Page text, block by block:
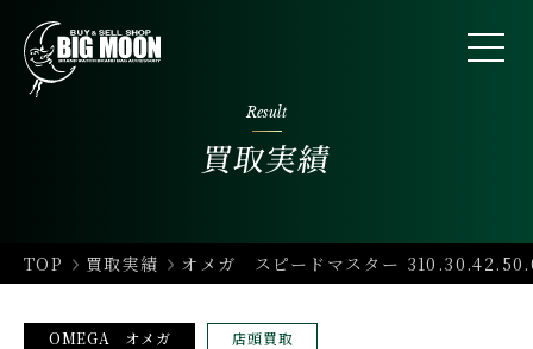
Result
買取実績
TOP 買取実績 オメガ スピードマスター
OMEGA オメガ 店頭買取